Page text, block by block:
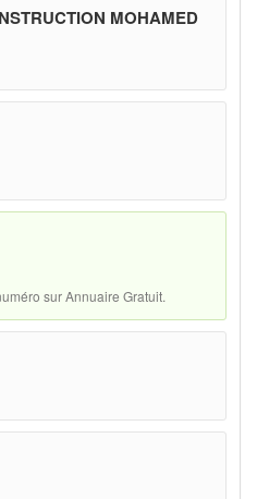
MOHAMED
sur Annuaire Gratuit.